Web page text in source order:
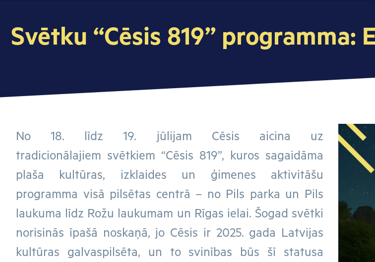
Svētku “Cēsis 819” programma:
No 18. līdz 19. jūlijam Cēsis aicina uz
tradicionālajiem svētkiem “Cēsis 819”, kuros sagaidāma
plaša kultūras, izklaides un ģimenes aktivitāšu
programma visā pilsētas centrā – no Pils parka un Pils
laukuma līdz Rožu laukumam un Rīgas ielai. Šogad svētki
norisinās īpašā noskaņā, jo Cēsis ir 2025. gada Latvijas
kultūras galvaspilsēta, un to svinības būs šī statusa